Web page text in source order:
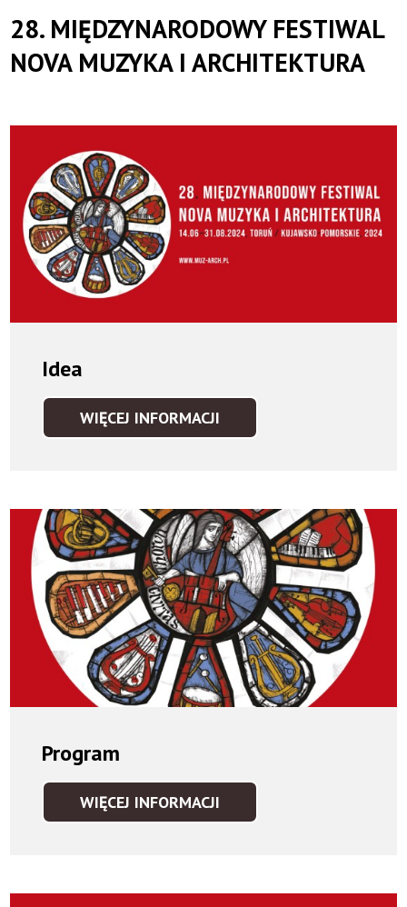
Orkiestra
Symfoniczna
28. MIĘDZYNARODOWY FESTIWAL
NOVA MUZYKA I ARCHITEKTURA
Idea
WIĘCEJ INFORMACJI
IDEA
Program
WIĘCEJ INFORMACJI
PROGRAM